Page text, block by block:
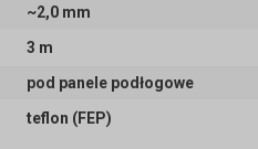
~2,0 mm
3 m
pod panele podłogowe
teflon (FEP)